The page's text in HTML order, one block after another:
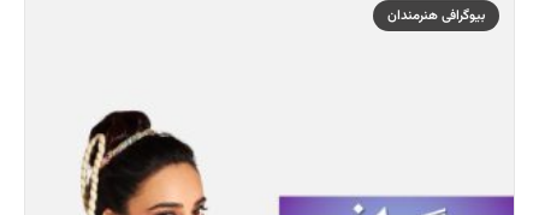
بیوگرافی هنرمندان